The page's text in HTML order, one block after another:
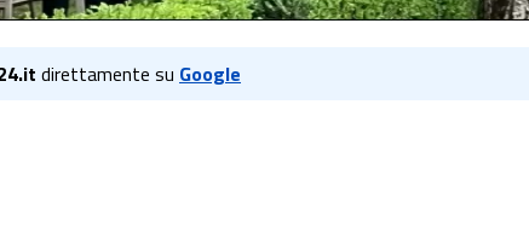
direttamente su Google